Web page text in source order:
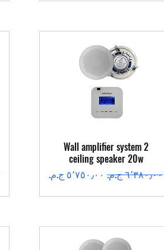
العرض السريع
Wall amplifier system 2
ceiling speaker 20w
سعر عادي‏٦٬٣٨٠٫٠٠ ج.م.‏ سعر البيع